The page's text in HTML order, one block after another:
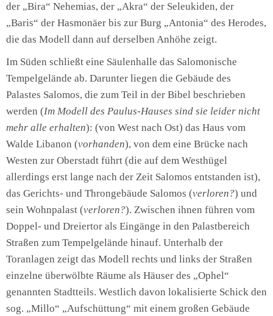
der „Bira“ Nehemias, der „Akra“ der Seleukiden, der
„Baris“ der Hasmonäer bis zur Burg „Antonia“ des Herodes,
die das Modell dann auf derselben Anhöhe zeigt.
Im Süden schließt eine Säulenhalle das Salomonische
Tempelgelände ab. Darunter liegen die Gebäude des
Palastes Salomos, die zum Teil in der Bibel beschrieben
werden (Im Modell des Paulus-Hauses sind sie leider nicht
mehr alle erhalten): (von West nach Ost) das Haus vom
Walde Libanon (vorhanden), von dem eine Brücke nach
Westen zur Oberstadt führt (die auf dem Westhügel
allerdings erst lange nach der Zeit Salomos entstanden ist),
das Gerichts- und Throngebäude Salomos (verloren?) und
sein Wohnpalast (verloren?). Zwischen ihnen führen vom
Doppel- und Dreiertor als Eingänge in den Palastbereich
Straßen zum Tempelgelände hinauf. Unterhalb der
Toranlagen zeigt das Modell rechts und links der Straßen
einzelne überwölbte Räume als Häuser des „Ophel“
genannten Stadtteils. Westlich davon lokalisierte Schick den
sog. „Millo“ „Aufschüttung“ mit einem großen Gebäude